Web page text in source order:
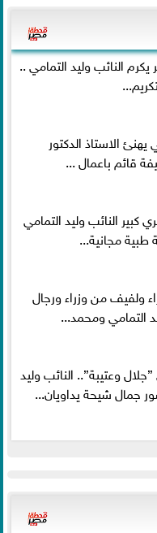
النائب وليد التمامي ..
يهنئ الاستاذ الدكتور
قائم باعمال ...
النائب وليد التمامي
مجانية...
ولفيف من وزراء ورجال
التمامي ومحمد...
وعتيبة”.. النائب وليد
جمال شيحة يداويان...